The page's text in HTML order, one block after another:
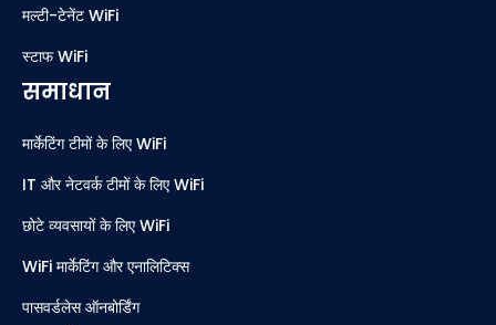
मल्टी-टेनेंट WiFi
स्टाफ WiFi
समाधान
मार्केटिंग टीमों के लिए WiFi
IT और नेटवर्क टीमों के लिए WiFi
छोटे व्यवसायों के लिए WiFi
WiFi मार्केटिंग और एनालिटिक्स
पासवर्डलेस ऑनबोर्डिंग